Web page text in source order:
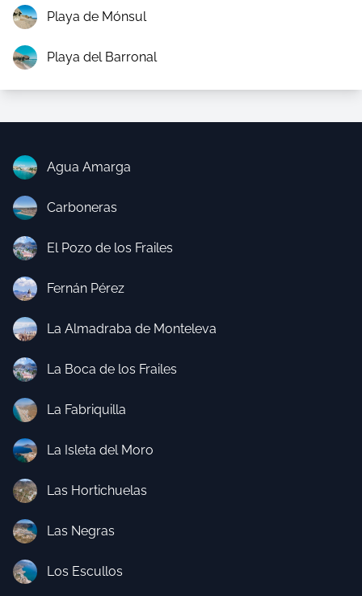
Playa de Mónsul
Playa del Barronal
Agua Amarga
Carboneras
El Pozo de los Frailes
Fernán Pérez
La Almadraba de Monteleva
La Boca de los Frailes
La Fabriquilla
La Isleta del Moro
Las Hortichuelas
Las Negras
Los Escullos